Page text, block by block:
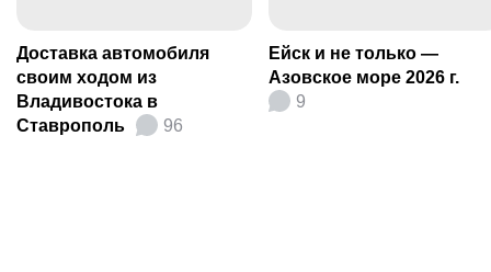
Доставка автомобиля
своим ходом из
Владивостока в
Ставрополь
96
Ейск и не только —
Азовское море 2026 г.
9